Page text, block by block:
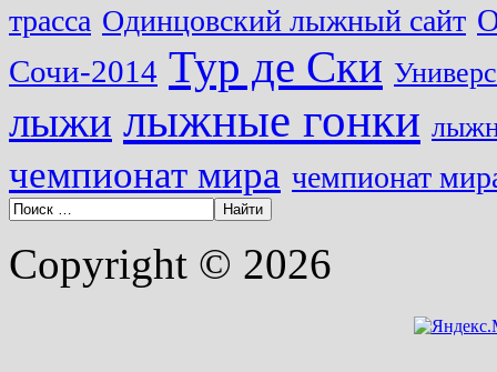
трасса Одинцовский лыжный сайт
Сочи-2014 Тур де Ски
лыжи лыжные гонки
чемпионат мира чемпионат
Copyright © 2026